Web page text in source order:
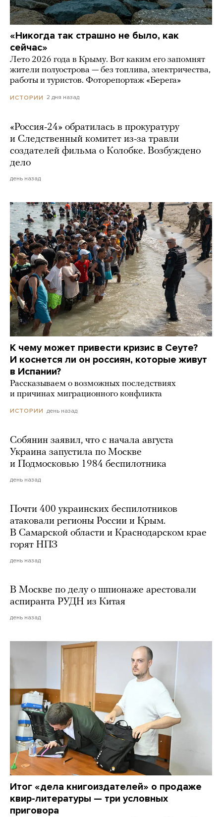
«Никогда так страшно не было, как
сейчас»
Лето 2026 года в Крыму. Вот каким его запомнят
жители полуострова — без топлива, электричества,
работы и туристов. Фоторепортаж «Берега»
ИСТОРИИ 2 дня назад
«Россия-24» обратилась в прокуратуру
и Следственный комитет из-за травли
создателей фильма о Колобке. Возбуждено
дело
день назад
К чему может привести кризис в Сеуте?
И коснется ли он россиян, которые живут
в Испании?
Рассказываем о возможных последствиях
и причинах миграционного конфликта
ИСТОРИИ день назад
Собянин заявил, что с начала августа
Украина запустила по Москве
и Подмосковью 1984 беспилотника
день назад
Почти 400 украинских беспилотников
атаковали регионы России и Крым.
В Самарской области и Краснодарском крае
горят НПЗ
день назад
В Москве по делу о шпионаже арестовали
аспиранта РУДН из Китая
день назад
Итог «дела книгоиздателей» о продаже
квир-литературы — три условных
приговора